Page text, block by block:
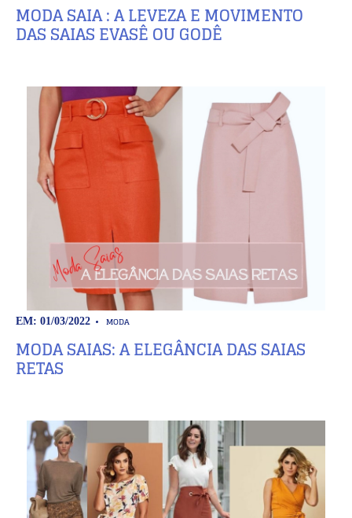
MODA SAIA : A LEVEZA E MOVIMENTO
DAS SAIAS EVASÊ OU GODÊ
EM: 01/03/2022 MODA
MODA SAIAS: A ELEGÂNCIA DAS SAIAS
RETAS